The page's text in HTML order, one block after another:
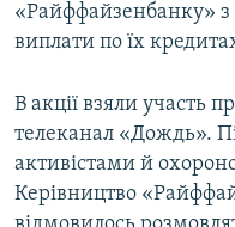
«Райффайзенбанку»
виплати по їх
В акції взяли участь
телеканал «Дождь».
активістами й
Керівництво